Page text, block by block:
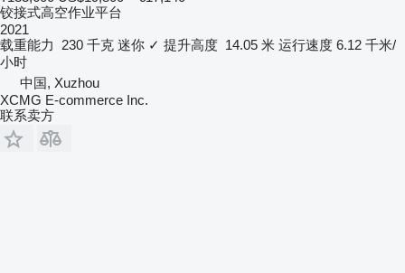
铰接式高空作业平台
2021
载重能力
230 千克 迷你 ✓ 提升高度 14.05 米 运行速度 6.12 千米/
小时
中国, Xuzhou
XCMG E-commerce Inc.
联系卖方